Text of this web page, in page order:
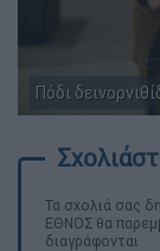
Πόδι
Τα σχολιά σας
ΕΘΝΟΣ θα
διαγράφονται